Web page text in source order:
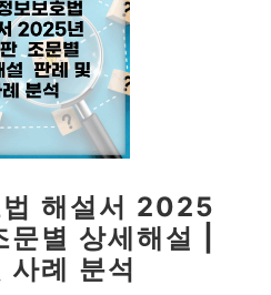
법 해설서 2025
별 상세해설 |
사례 분석